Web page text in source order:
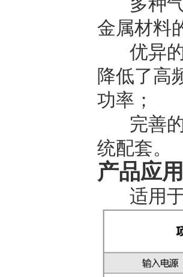
金属材料
优异
降低了高
功率；
完善的
统配套。
产品应
适用于